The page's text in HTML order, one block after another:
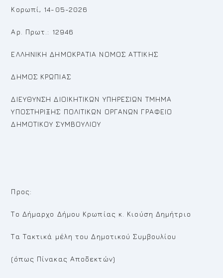
Κορωπί, 14-05-2026
Αρ. Πρωτ.: 12946
ΕΛΛΗΝΙΚΗ ΔΗΜΟΚΡΑΤΙΑ ΝΟΜΟΣ ΑΤΤΙΚΗΣ
ΔΗΜΟΣ ΚΡΩΠΙΑΣ
ΔΙΕΥΘΥΝΣΗ ΔΙΟΙΚΗΤΙΚΩΝ ΥΠΗΡΕΣΙΩΝ ΤΜΗΜΑ
ΥΠΟΣΤΗΡΙΞΗΣ ΠΟΛΙΤΙΚΩΝ ΟΡΓΑΝΩΝ ΓΡΑΦΕΙΟ
ΔΗΜΟΤΙΚΟΥ ΣΥΜΒΟΥΛΙΟΥ
Προς:
Το Δήμαρχο Δήμου Κρωπίας κ. Κιούση Δημήτριο
Τα Τακτικά μέλη του Δημοτικού Συμβουλίου
(όπως Πίνακας Αποδεκτών)